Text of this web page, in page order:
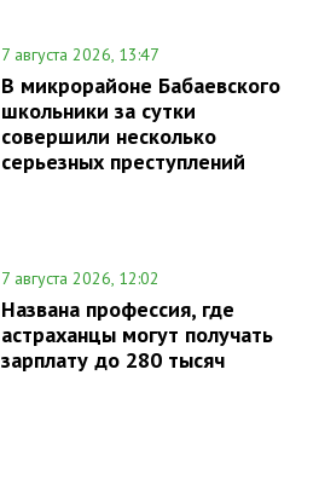
7 августа 2026, 13:47
В микрорайоне Бабаевского
школьники за сутки
совершили несколько
серьезных преступлений
7 августа 2026, 12:02
Названа профессия, где
астраханцы могут получать
зарплату до 280 тысяч